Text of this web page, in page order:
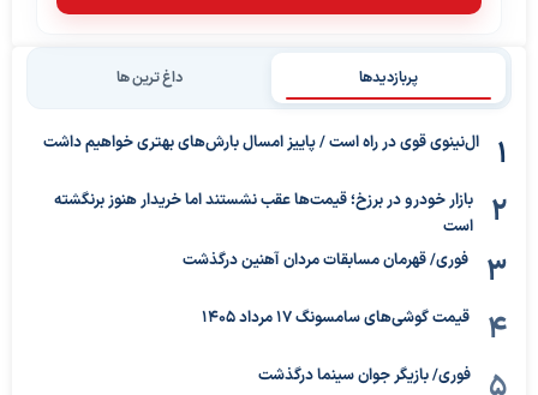
پربازدیدها داغ ترین ها
ال‌نینوی قوی در راه است / پاییز امسال بارش‌های بهتری خواهیم داشت
بازار خودرو در برزخ؛ قیمت‌ها عقب نشستند اما خریدار هنوز برنگشته
است
فوری/ قهرمان مسابقات مردان آهنین درگذشت
قیمت گوشی‌های سامسونگ 17 مرداد 1405
فوری/ بازیگر جوان سینما درگذشت